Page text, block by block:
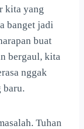
kita yang
banget jadi
buat
bergaul, kita
nggak
baru.
Tuhan